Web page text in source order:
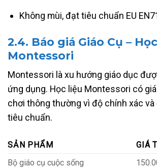
Không mùi, đạt tiêu chuẩn EU
2.4. Báo giá Giáo Cụ –
Montessori
Montessori là xu hướng giáo dục
ứng dụng. Học liệu Montessori có
chơi thông thường vì độ chính xác
tiêu chuẩn.
SẢN PHẨM
GIÁ
Bộ giáo cụ cuộc sống